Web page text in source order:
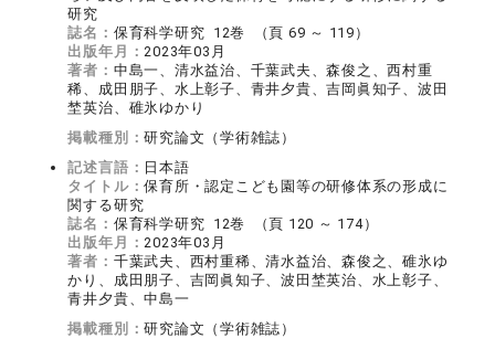
研究
誌名： 保育科学研究 12巻 （頁 69 ～ 119）
出版年月：2023年03月
著者： 中島一、清水益治、千葉武夫、森俊之、西村重
稀、成田朋子、水上彰子、青井夕貴、吉岡眞知子、波田
埜英治、碓氷ゆかり
掲載種別：研究論文（学術雑誌）
記述言語： 日本語
タイトル：保育所・認定こども園等の研修体系の形成に
関する研究
誌名： 保育科学研究 12巻 （頁 120 ～ 174）
出版年月：2023年03月
著者： 千葉武夫、西村重稀、清水益治、森俊之、碓氷ゆ
かり、成田朋子、吉岡眞知子、波田埜英治、水上彰子、
青井夕貴、中島一
掲載種別：研究論文（学術雑誌）